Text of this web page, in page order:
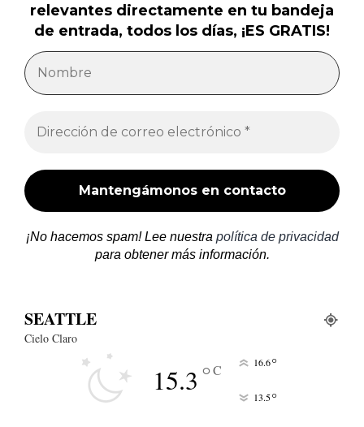
relevantes directamente en tu bandeja
de entrada, todos los días, ¡ES GRATIS!
¡No hacemos spam! Lee nuestra política de privacidad
para obtener más información.
SEATTLE
Cielo Claro
15.3°C 16.6°
13.5°